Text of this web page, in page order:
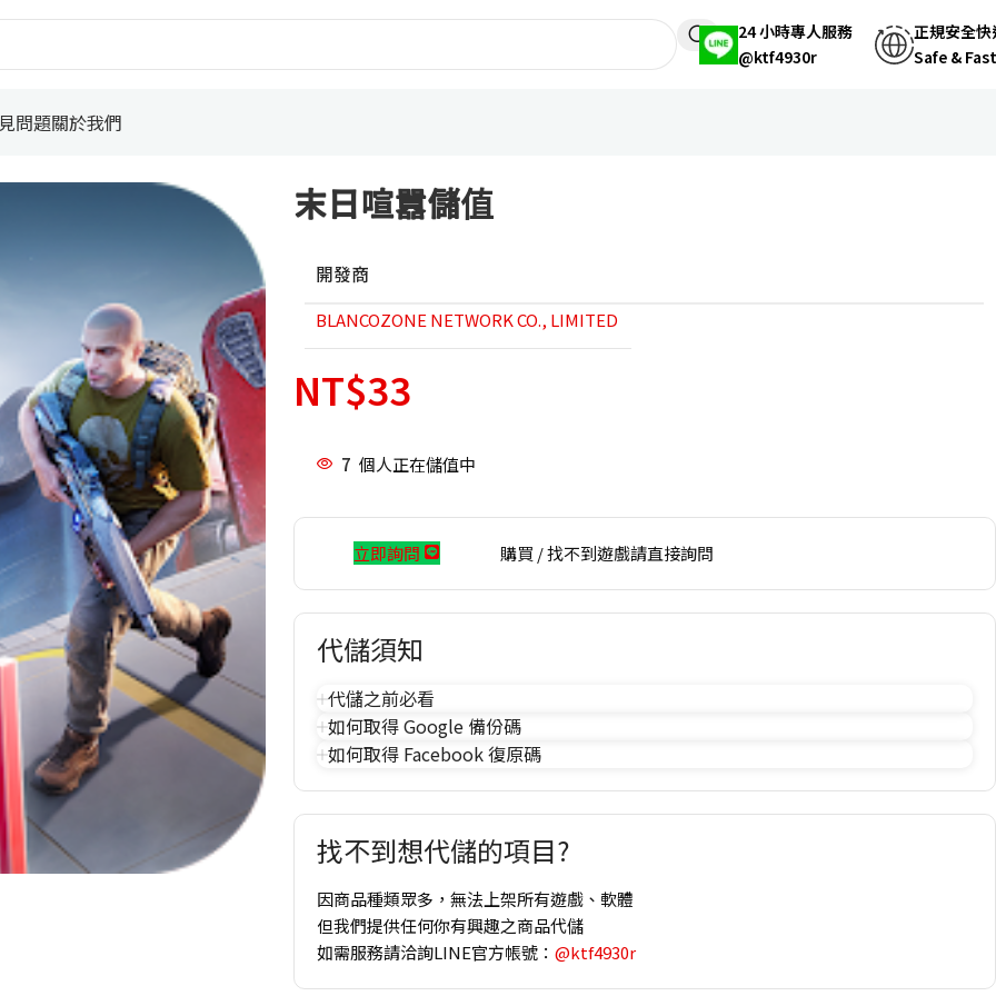
24 小時專人服務
@ktf4930r
正規安全快
Safe & Fast
問題關於我們
末日喧囂儲值
開發商
BLANCOZONE NETWORK CO., LIMITED
NT$33
7 個人正在儲值中
立即詢問 購買 / 找不到遊戲請直接詢問
代儲須知
代儲之前必看
如何取得 Google 備份碼
如何取得 Facebook 復原碼
找不到想代儲的項目?
因商品種類眾多，無法上架所有遊戲、軟體
但我們提供任何你有興趣之商品代儲
如需服務請洽詢LINE官方帳號： @ktf4930r